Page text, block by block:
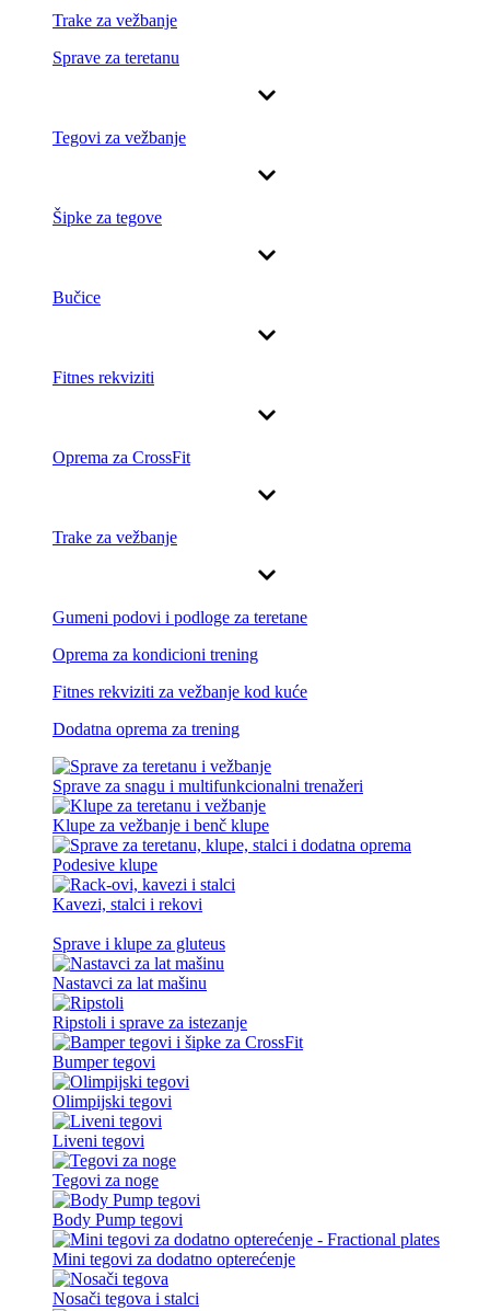
Trake za vežbanje
Sprave za teretanu
Tegovi za vežbanje
Šipke za tegove
Bučice
Fitnes rekviziti
Oprema za CrossFit
Trake za vežbanje
Gumeni podovi i podloge za teretane
Oprema za kondicioni trening
Fitnes rekviziti za vežbanje kod kuće
Dodatna oprema za trening
Sprave za snagu i multifunkcionalni trenažeri
Klupe za vežbanje i benč klupe
Podesive klupe
Kavezi, stalci i rekovi
Sprave i klupe za gluteus
Nastavci za lat mašinu
Ripstoli i sprave za istezanje
Bumper tegovi
Olimpijski tegovi
Liveni tegovi
Tegovi za noge
Body Pump tegovi
Mini tegovi za dodatno opterećenje
Nosači tegova i stalci